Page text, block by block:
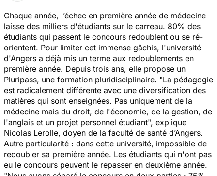
Chaque année, l’échec en première année de médecine
laisse des milliers d'étudiants sur le carreau. 80% des
étudiants qui passent le concours redoublent ou se ré-
orientent. Pour limiter cet immense gâchis, l'université
d'Angers a déjà mis un terme aux redoublements en
première année. Depuis trois ans, elle propose un
Pluripass, une formation pluridisciplinaire. "La pédagogie
est radicalement différente avec une diversification des
matières qui sont enseignées. Pas uniquement de la
médecine mais du droit, de l'économie, de la gestion, de
l'anglais et un projet personnel étudiant", explique
Nicolas Lerolle, doyen de la faculté de santé d’Angers.
Autre particularité : dans cette université, impossible de
redoubler sa première année. Les étudiants qui n'ont pas
eu le concours peuvent le repasser en deuxième année.